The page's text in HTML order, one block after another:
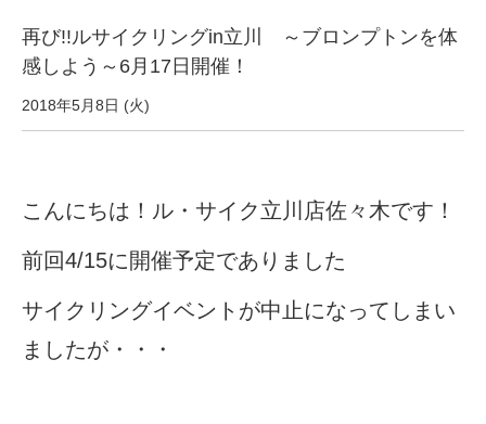
盗難保証
SpotMateログイン
Norwayシリーズ
再び!!ルサイクリングin立川 ～ブロンプトンを体
感しよう～6月17日開催！
2018年5月8日 (火)
こんにちは！ル・サイク立川店佐々木です！
前回4/15に開催予定でありました
サイクリングイベントが中止になってしまい
ましたが・・・